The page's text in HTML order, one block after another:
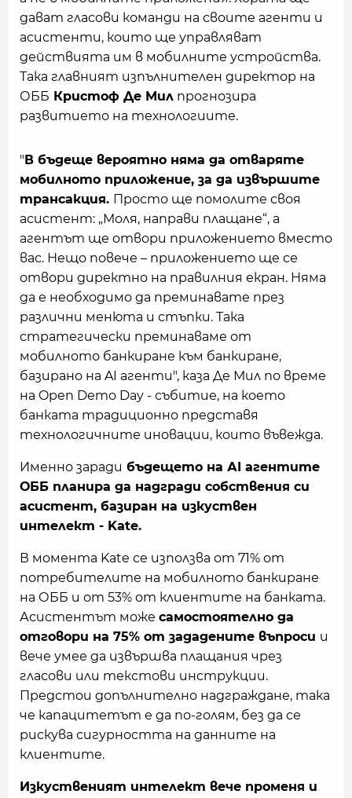
дават гласови команди на своите агенти и
асистенти, които ще управляват
действията им в мобилните устройства.
Така главният изпълнителен директор на
ОББ Кристоф Де Мил прогнозира
развитието на технологиите.
"В бъдеще вероятно няма да отваряте
мобилното приложение, за да извършите
трансакция. Просто ще помолите своя
асистент: „Моля, направи плащане“, а
агентът ще отвори приложението вместо
вас. Нещо повече – приложението ще се
отвори директно на правилния екран. Няма
да е необходимо да преминавате през
различни менюта и стъпки. Така
стратегически преминаваме от
мобилното банкиране към банкиране,
базирано на AI агенти", каза Де Мил по време
на Open Demo Day - събитие, на което
банката традиционно представя
технологичните иновации, които въвежда.
Именно заради бъдещето на АI агентите
ОББ планира да надгради собствения си
асистент, базиран на изкуствен
интелект - Kate.
В момента Kate се използва от 71% от
потребителите на мобилното банкиране
на ОББ и от 53% от клиентите на банката.
Асистентът може самостоятелно да
отговори на 75% от зададените въпроси и
вече умее да извършва плащания чрез
гласови или текстови инструкции.
Предстои допълнително надграждане, така
че капацитетът е да по-голям, без да се
рискува сигурността на данните на
клиентите.
Изкуственият интелект вече променя и